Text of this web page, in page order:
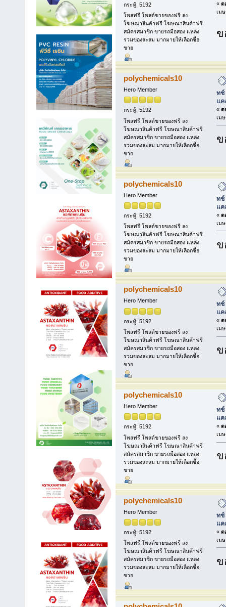
กระทู้: 5192
โพสฟรี โพสต์ขายของฟรี ลง
โฆษณาสินค้าฟรี โฆษณาสินค้าฟรี
สมัครสมาชิก ขายรถมือสอง แหล่ง
รวมของสะสม มากมายให้เลือกซื้อ
ขาย
« ต
เม
ข
polychemicals10
Hero Member
กระทู้: 5192
โพสฟรี โพสต์ขายของฟรี ลง
โฆษณาสินค้าฟรี โฆษณาสินค้าฟรี
สมัครสมาชิก ขายรถมือสอง แหล่ง
รวมของสะสม มากมายให้เลือกซื้อ
ขาย
ทช์
แค
« ต
เม
ข
polychemicals10
Hero Member
กระทู้: 5192
โพสฟรี โพสต์ขายของฟรี ลง
โฆษณาสินค้าฟรี โฆษณาสินค้าฟรี
สมัครสมาชิก ขายรถมือสอง แหล่ง
รวมของสะสม มากมายให้เลือกซื้อ
ขาย
ทช์
แค
« ต
เม
ข
polychemicals10
Hero Member
กระทู้: 5192
โพสฟรี โพสต์ขายของฟรี ลง
โฆษณาสินค้าฟรี โฆษณาสินค้าฟรี
สมัครสมาชิก ขายรถมือสอง แหล่ง
รวมของสะสม มากมายให้เลือกซื้อ
ขาย
ทช์
แค
« ต
เม
ข
polychemicals10
Hero Member
กระทู้: 5192
โพสฟรี โพสต์ขายของฟรี ลง
โฆษณาสินค้าฟรี โฆษณาสินค้าฟรี
สมัครสมาชิก ขายรถมือสอง แหล่ง
รวมของสะสม มากมายให้เลือกซื้อ
ขาย
ทช์
แค
« ต
เม
ข
polychemicals10
Hero Member
กระทู้: 5192
โพสฟรี โพสต์ขายของฟรี ลง
โฆษณาสินค้าฟรี โฆษณาสินค้าฟรี
สมัครสมาชิก ขายรถมือสอง แหล่ง
รวมของสะสม มากมายให้เลือกซื้อ
ขาย
ทช์
แค
« ต
เม
ข